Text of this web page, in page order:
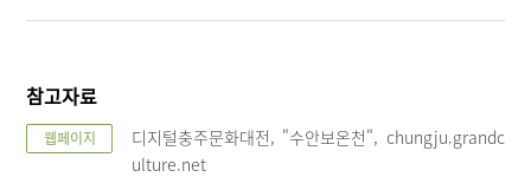
참고자료
웹페이지
디지털충주문화대전, "수안보온천", chungju.grandc
ulture.net